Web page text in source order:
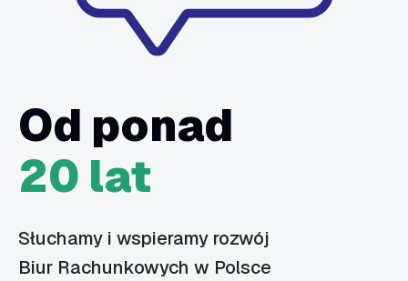
Od ponad
20 lat
Słuchamy i wspieramy rozwój
Biur Rachunkowych w Polsce